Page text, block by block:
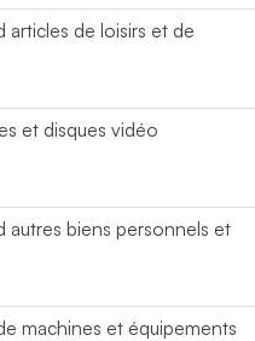
de loisirs et de
et disques vidéo
biens personnels et
machines et équipements